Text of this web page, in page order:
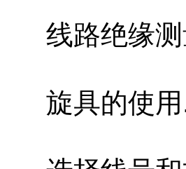
线路绝缘测
旋具的使用